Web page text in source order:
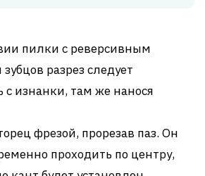
пилки с реверсивным
разрез следует
с изнанки, там же нанося
фрезой, прорезав паз. Он
проходить по центру,